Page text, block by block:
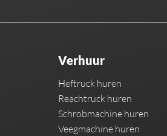
Verhuur
Heftruck huren
Reachtruck huren
Schrobmachine huren
Veegmachine huren